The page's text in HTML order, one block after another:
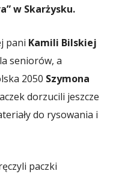
w Skarżysku.
pani Kamili Bilskiej
seniorów, a
2050 Szymona
dorzucili jeszcze
do rysowania i
paczki